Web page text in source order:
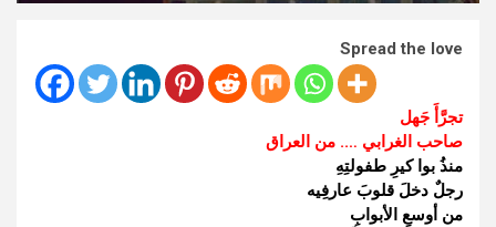
Spread the love
تجرَّأَ جَهل
صاحب الغرابي …. من العراق
منذُ بوا كيرِ طفولتِهِ
رجلٌ دخلَ قلوبَ عارفِيه
من أوسعِ الأبوابِ